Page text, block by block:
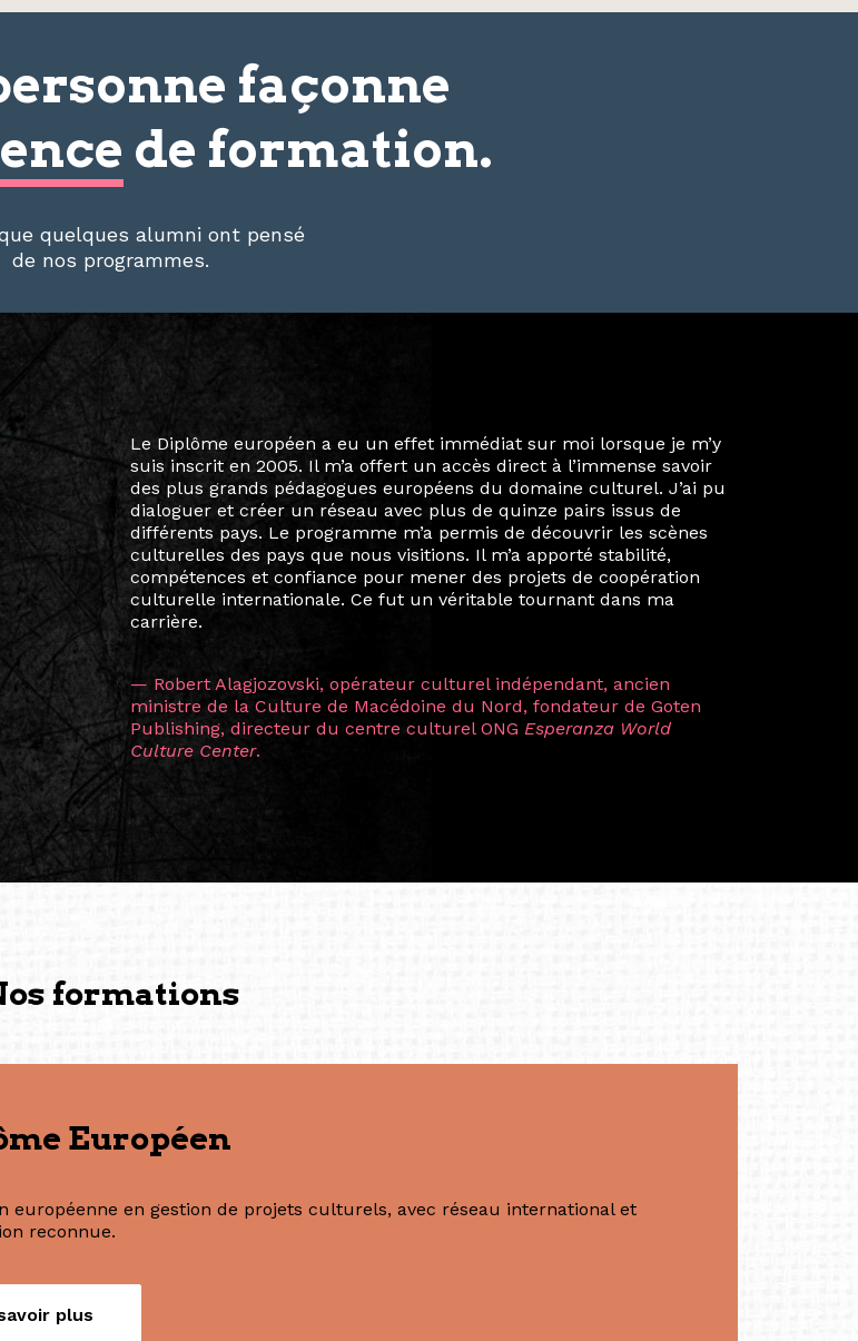
façonne
de formation.
quelques alumni ont pensé
de nos programmes.
Le destin a voulu que ma vie privée et ma vie professionnelle dans les
arts soient étroitement liées. Durant mon année au sein du Diplôme
Marcel Hicter, j’ai intégré un réseau européen aussi inattendu que
vibrant, qui s’est étendu bien au-delà de la salle de classe. En
quelques mois, j’invitais mes camarades à collaborer sur des projets
allant de Baguio City à Pékin, de Helsinki à Kuala Lumpur, Langkawi,
Manille, Tokyo et Varsovie, renforçant ainsi ma vision de curatrice
consistant à connecter des artistes à travers les disciplines et les
continents.
L’une des rencontres les plus marquantes fut celle avec ma
consœur HicterienneRuthe Zuntz — une amitié dont la générosité et
la vision ont transformé ma trajectoire et m’ont conduite de
Singapour à Berlin pendant près d’une décennie. Aujourd’hui encore,
les amitiés forgées durant cette année intense et inspirante
solidité et m’encouragent à continuer de rêver, de créer et de tendre
vers de nouvelles possibilités.
— Vanini Belarmino (Singapore /Germany)
(Photography: Geric Cruz)